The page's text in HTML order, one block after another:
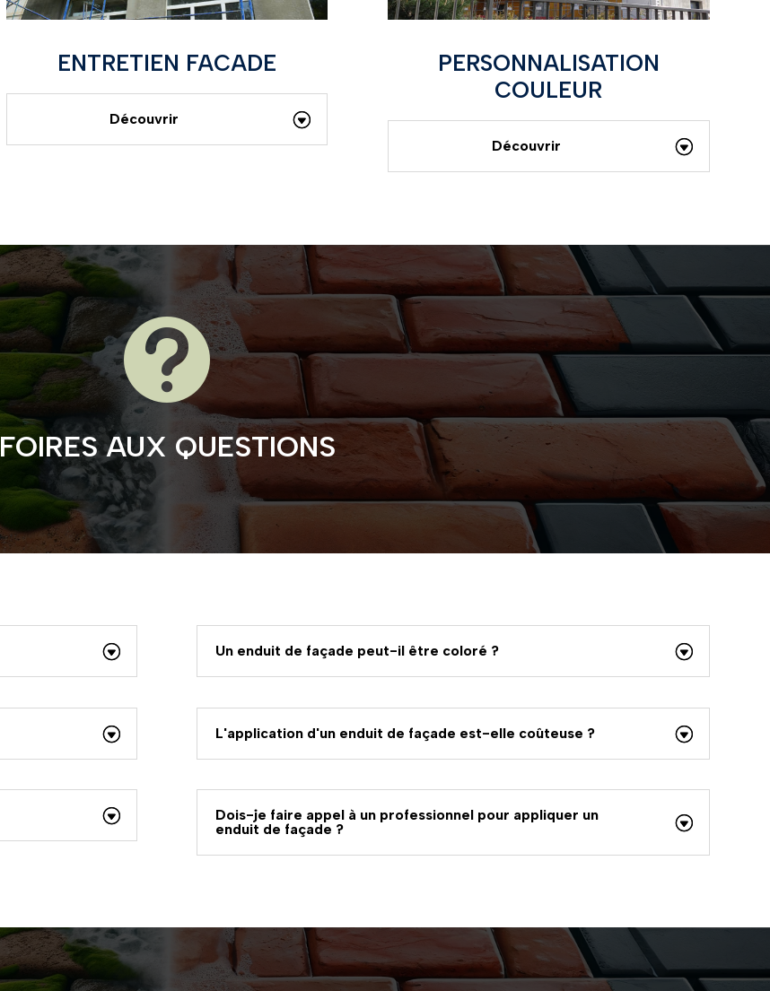
ENTRETIEN FACADE
Découvrir
PERSONNALISATION
COULEUR
Découvrir

FOIRES AUX QUESTIONS
Un enduit de façade peut-il être coloré ?
L'application d'un enduit de façade est-elle coûteuse ?
Dois-je faire appel à un professionnel pour appliquer un
enduit de façade ?